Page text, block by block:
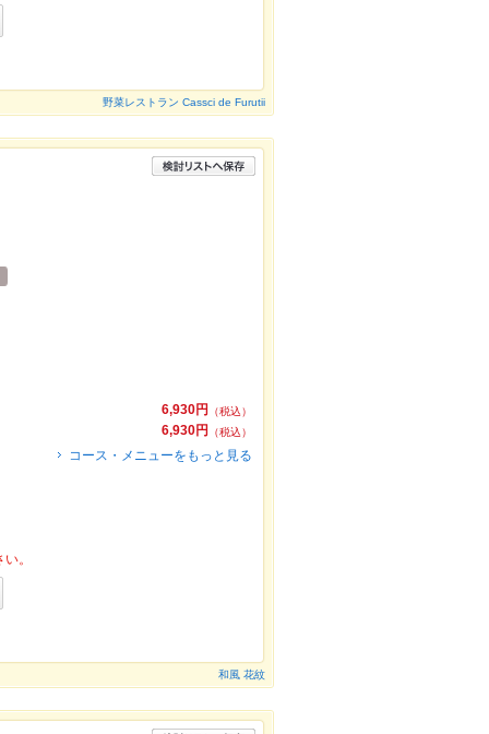
野菜レストラン Cassci de Furutii
6,930円
（税込）
6,930円
（税込）
コース・メニューをもっと見る
。
和風 花紋